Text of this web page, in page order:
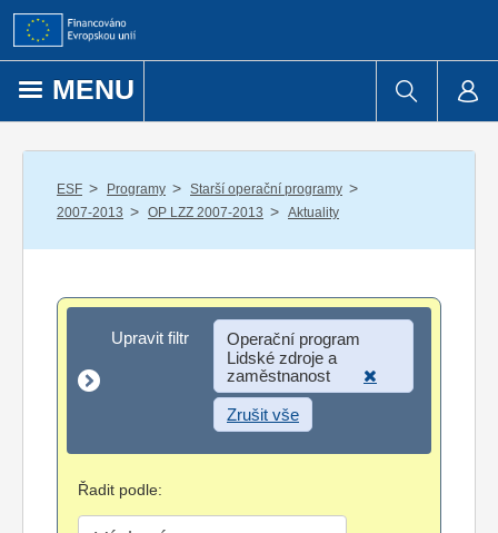
Přejít k obsahu
MENU
ESF / Programy / Starší operační programy /
2007-2013 / OP LZZ 2007-2013 / Aktuality
Upravit filtr
Upravit filtr
Operační program
Lidské zdroje a
zaměstnanost
Zrušit vše
Řadit podle: